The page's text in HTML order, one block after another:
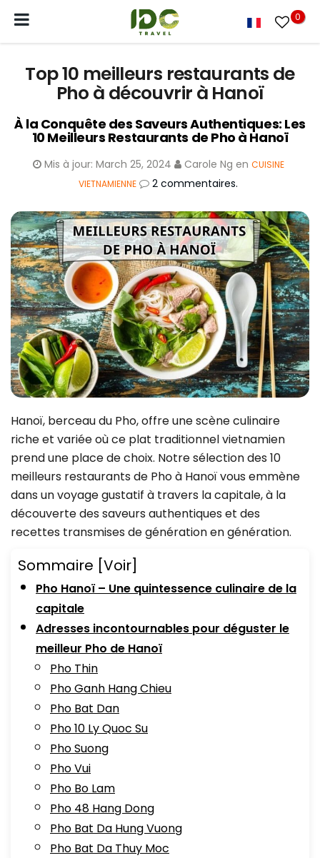
0
Top 10 meilleurs restaurants de
Pho à découvrir à Hanoï
À la Conquête des Saveurs Authentiques: Les
10 Meilleurs Restaurants de Pho à Hanoï
Mis à jour: March 25, 2024 Carole Ng en CUISINE
VIETNAMIENNE
2 commentaires.
Hanoï, berceau du Pho, offre une scène culinaire
riche et variée où ce plat traditionnel vietnamien
prend une place de choix. Notre sélection des 10
meilleurs restaurants de Pho à Hanoï vous emmène
dans un voyage gustatif à travers la capitale, à la
découverte des saveurs authentiques et des
recettes transmises de génération en génération.
Sommaire [Voir]
Pho Hanoï – Une quintessence culinaire de la
capitale
Adresses incontournables pour déguster le
meilleur Pho de Hanoï
Pho Thin
Pho Ganh Hang Chieu
Pho Bat Dan
Pho 10 Ly Quoc Su
Pho Suong
Pho Vui
Pho Bo Lam
Pho 48 Hang Dong
Pho Bat Da Hung Vuong
Pho Bat Da Thuy Moc